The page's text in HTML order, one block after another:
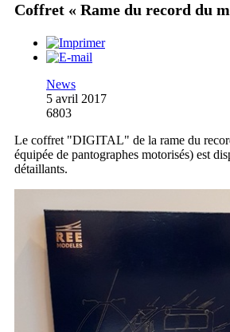
Coffret « Rame du record du
News
5 avril 2017
6803
Le coffret "DIGITAL" de la rame du
équipée de pantographes motorisés) est
détaillants.